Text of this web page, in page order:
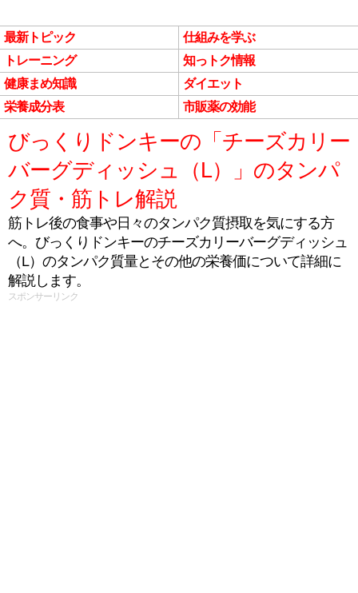
最新トピック
仕組みを学ぶ
トレーニング
知っトク情報
健康まめ知識
ダイエット
栄養成分表
市販薬の効能
びっくりドンキーの「チーズカリー
バーグディッシュ（L）」のタンパ
ク質・筋トレ解説
筋トレ後の食事や日々のタンパク質摂取を気にする方
へ。びっくりドンキーのチーズカリーバーグディッシュ
（L）のタンパク質量とその他の栄養価について詳細に
解説します。
スポンサーリンク